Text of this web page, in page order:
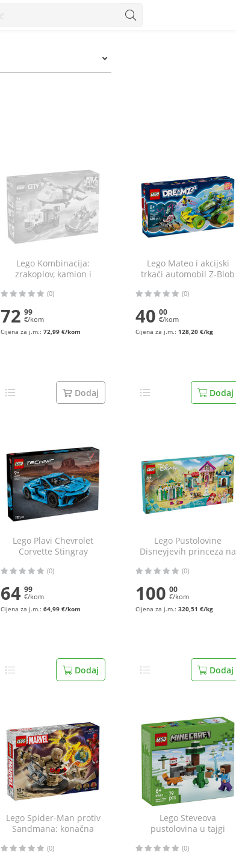
Lego Kombinacija:
zrakoplov, kamion i
(0)
72 99
€/kom
Cijena za j.m.: 72,99 €/kom
Dodaj
Lego Mateo i akcijski
trkaći automobil Z-Blob
(0)
40 00
€/kom
Cijena za j.m.: 128,20 €/kg
Dodaj
Lego Plavi Chevrolet
Corvette Stingray
(0)
64 99
€/kom
Cijena za j.m.: 64,99 €/kom
Dodaj
Lego Pustolovine
Disneyjevih princeza na
(0)
100 00
€/kom
Cijena za j.m.: 320,51 €/kg
Dodaj
Lego Spider-Man protiv
Sandmana: konačna
(0)
Lego Steveova
pustolovina u tajgi
(0)